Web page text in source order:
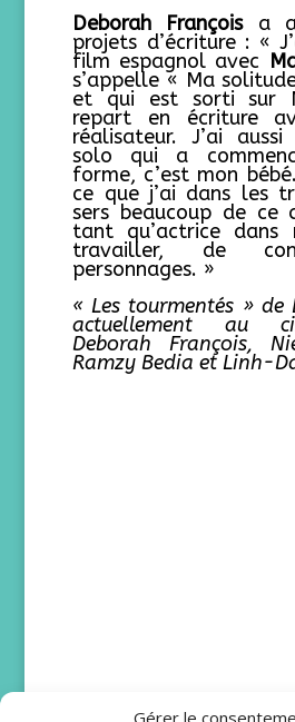
Gérer le
Deborah Françoisa
projets d’écriture : «
film espagnol avec
s’appelle « Ma
et qui est sorti sur
repart en écriture
réalisateur. J’ai
solo qui a
forme, c’est mon
ce que j’ai dans les
sers beaucoup de ce
tant qu’actrice
travailler, de
personnages. »
« Les tourmentés » de
actuellement au
Deborah François,
Ramzy Bedia et Linh-